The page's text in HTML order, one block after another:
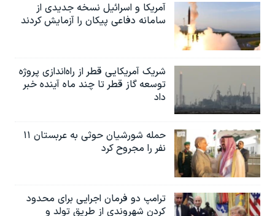
آمریکا و اسرائیل نسخه جدیدی از
سامانه دفاعی پیکان را آزمایش کردند
شریک آمریکایی قطر از راه‌اندازی پروژه
توسعه گاز قطر تا چند ماه آینده خبر
داد
حمله شورشیان حوثی به عربستان ۱۱
نفر را مجروح کرد
ترامپ دو فرمان اجرایی برای محدود
کردن شهروندی از طریق تولد و